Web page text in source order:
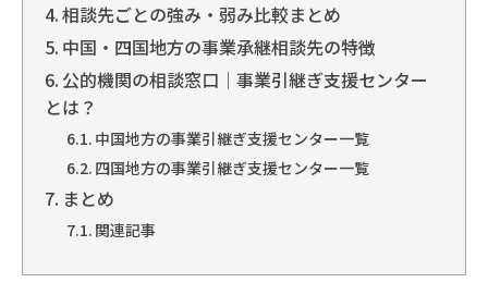
相談先ごとの強み・弱み比較まとめ
中国・四国地方の事業承継相談先の特徴
公的機関の相談窓口｜事業引継ぎ支援センター
とは？
中国地方の事業引継ぎ支援センター一覧
四国地方の事業引継ぎ支援センター一覧
まとめ
関連記事